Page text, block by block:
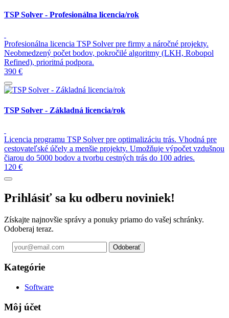
TSP Solver - Profesionálna licencia/rok
Profesionálna licencia TSP Solver pre firmy a náročné projekty.
Neobmedzený počet bodov, pokročilé algoritmy (LKH, Robopol
Refined), prioritná podpora.
390 €
TSP Solver - Základná licencia/rok
Licencia programu TSP Solver pre optimalizáciu trás. Vhodná pre
cestovateľské účely a menšie projekty. Umožňuje výpočet vzdušnou
čiarou do 5000 bodov a tvorbu cestných trás do 100 adries.
120 €
Prihlásiť sa ku odberu noviniek!
Získajte najnovšie správy a ponuky priamo do vašej schránky.
Odoberaj teraz.
Odoberať
Kategórie
Software
Môj účet